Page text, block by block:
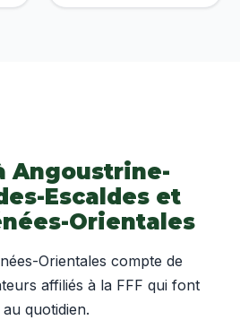
Angoustrine-
Escaldes et
Orientales
Orientales compte de
affiliés à la FFF qui font
quotidien.